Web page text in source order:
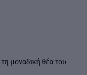
μοναδική θέα του